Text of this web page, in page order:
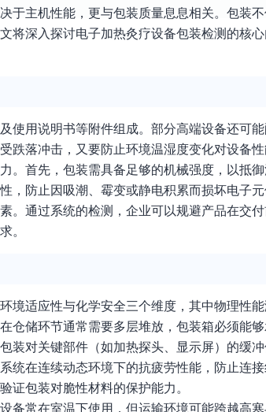
主机性能，更与包装质量息息相关。包装不
深入探讨电子加热灸疗设备包装检测的核
用说明书等附件组成。部分高端设备还可能
落冲击，又要防止环境温湿度变化对设备性
。首先，包装需具备足够的机械强度，以抵
，防止因吸潮、霉变或静电积累而损坏电子
。通过系统的检测，企业可以规避产品在交
。
适应性与化学安全三个维度，其中物理性能
仓储环节通常需要多层堆放，包装箱必须能
装对关键部件（如加热探头、显示屏）的缓
统在连续动态环境下的抗疲劳性能，防止连
证包装对脆性材料的保护能力。
备常在室温下使用，但运输环境可能跨越高